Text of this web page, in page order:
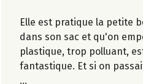
Elle est pratique la petite
dans son sac et qu'on
plastique, trop polluant,
fantastique. Et si on